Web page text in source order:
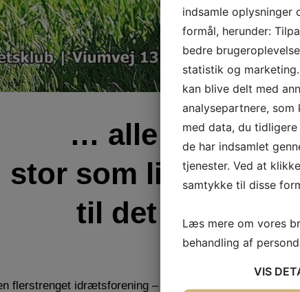
… alle
stor som lille, er
til det gode
flerstrenget idrætsforening – vi tilbyder fodbold,
indsamle oplysninger
formål, herunder:
bedre
statistik og
kan blive delt med
analysepartnere, som
med data, du
de har indsamlet
tjenester. Ved at
samtykke til disse
Læs mere om vores
behandling af
VIS